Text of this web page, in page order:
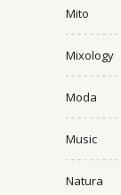
Mito
Mixology
Moda
Music
Natura